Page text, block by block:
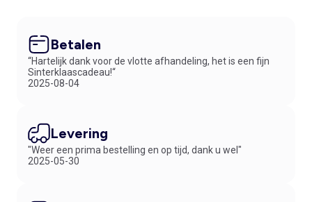
Betalen
“Hartelijk dank voor de vlotte afhandeling, het is een fijn
Sinterklaascadeau!“
2025-08-04
Levering
"Weer een prima bestelling en op tijd, dank u wel"
2025-05-30